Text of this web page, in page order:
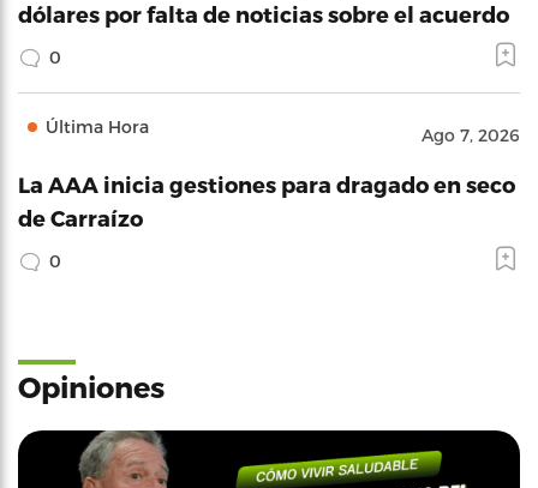
dólares por falta de noticias sobre el acuerdo
0
Última Hora Ago 7, 2026
La AAA inicia gestiones para dragado en seco
de Carraízo
0
Opiniones